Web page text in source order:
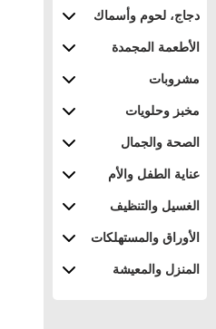
دجاج، لحوم وأسماك
الأطعمة المجمدة
مشروبات
مخبز وحلويات
الصحة والجمال
عناية الطفل والأم
الغسيل والتنظيف
الأوراق والمستهلكات
المنزل والمعيشة